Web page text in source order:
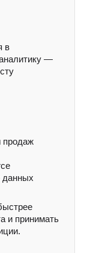
в
—
продаж
данных
и принимать